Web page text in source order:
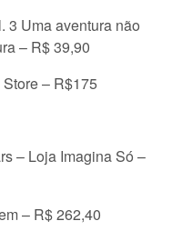
3 Uma aventura não
– R$ 39,90
– R$175
– Loja Imagina Só –
– R$ 262,40